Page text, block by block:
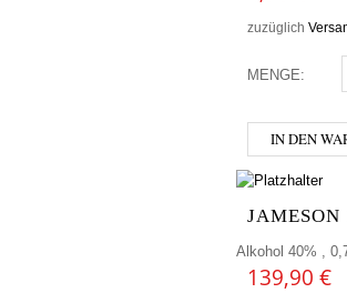
zuzüglich
MENGE:
IN DEN
JAMESON
Alkohol 40% ,
139,90 €